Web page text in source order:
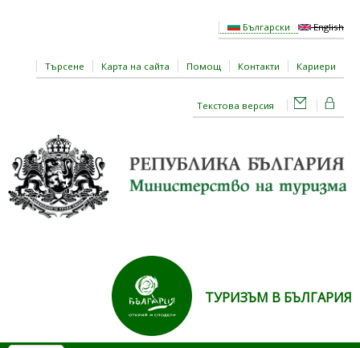
Български English
Търсене Карта на сайта Помощ Контакти Кариери
Текстова версия
ТУРИЗЪМ В БЪЛГАРИЯ